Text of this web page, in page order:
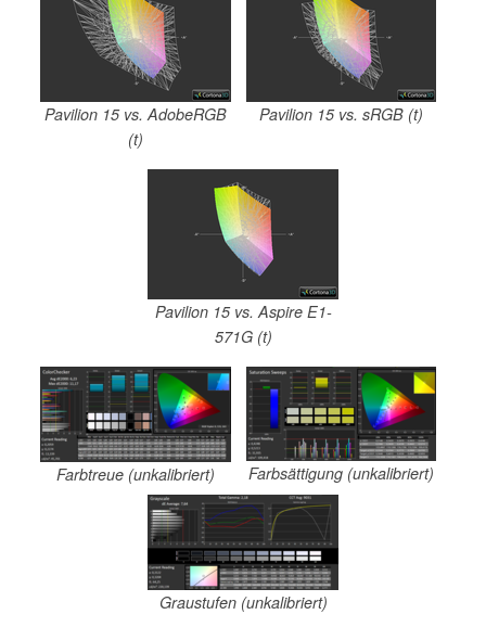
Pavilion 15 vs. AdobeRGB
(t)
Pavilion 15 vs. sRGB (t)
Pavilion 15 vs. Aspire E1-
571G (t)
Farbtreue (unkalibriert) Farbsättigung (unkalibriert)
Graustufen (unkalibriert)